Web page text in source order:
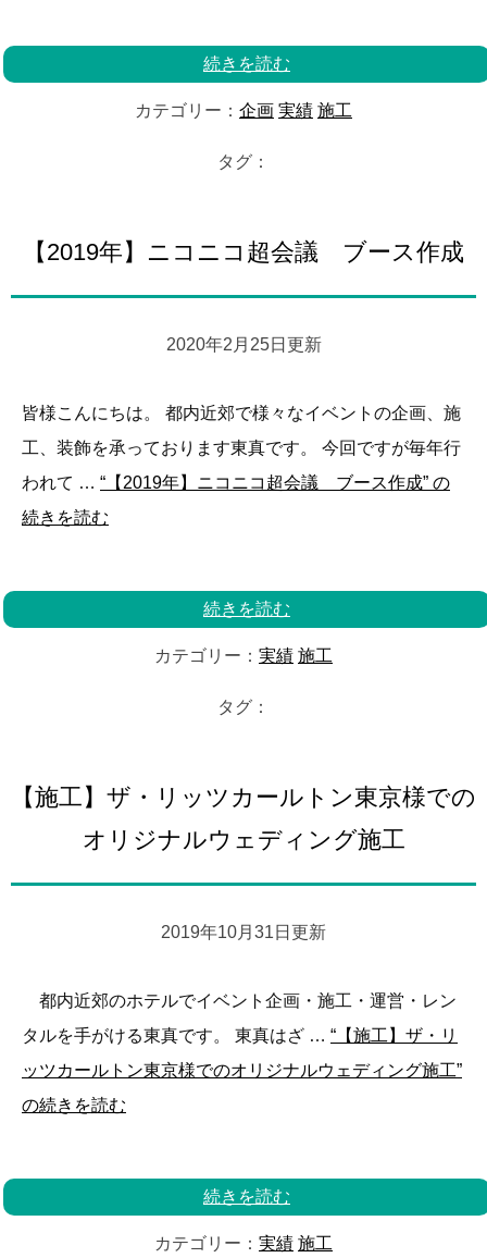
続きを読む
カテゴリー： 企画 実績 施工
タグ：
【2019年】ニコニコ超会議 ブース作成
2020年2月25日更新
皆様こんにちは。 都内近郊で様々なイベントの企画、施
工、装飾を承っております東真です。 今回ですが毎年行
われて … “【2019年】ニコニコ超会議 ブース作成” の
続きを読む
続きを読む
カテゴリー： 実績 施工
タグ：
【施工】ザ・リッツカールトン東京様での
オリジナルウェディング施工
2019年10月31日更新
都内近郊のホテルでイベント企画・施工・運営・レン
タルを手がける東真です。 東真はざ … “【施工】ザ・リ
ッツカールトン東京様でのオリジナルウェディング施工”
の続きを読む
続きを読む
カテゴリー： 実績 施工